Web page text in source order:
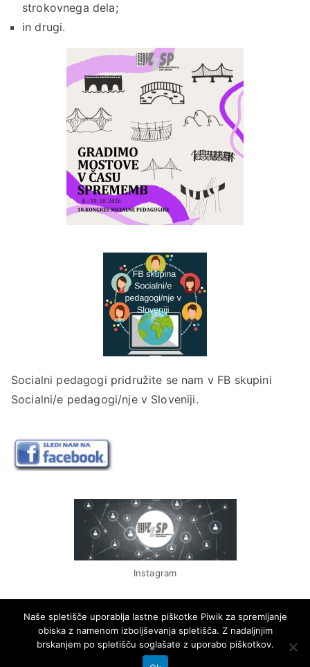
strokovnega dela;
in drugi.
Socialni pedagogi pridružite se nam v FB skupini
Socialni/e pedagogi/nje v Sloveniji.
Instagram
Naše spletišče uporablja lastne piškotke Piwik za spremljanje
obiska z namenom izboljševanja spletišča. Z nadaljnjim
brskanjem po spletišču soglašate z uporabo piškotkov.